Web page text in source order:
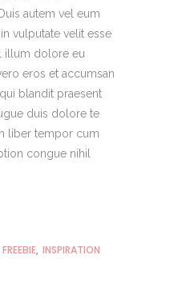
autem vel eum
vulputate velit esse
illum dolore eu
eros et accumsan
blandit praesent
duis dolore te
liber tempor cum
congue nihil
FREEBIE, INSPIRATION